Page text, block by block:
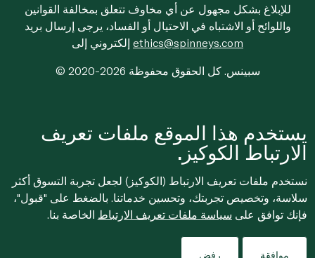
للإبلاغ بشكل مجهول عن أي مخاوف تتعلق بمخالفة القوانين
واللوائح أو الاشتباه في الاحتيال أو الفساد، يرجى إرسال بريد
ethics@spinneys.com
© 2020-2026 سبينس. كل الحقوق محفوظة
يستخدم هذا الموقع ملفات تعريف
الارتباط الكوكيز.
نستخدم ملفات تعريف الارتباط (الكوكيز) لجعل تجربة التسوق أكثر
سلاسة، وتخصيص تجربتك، وتحسين خدماتنا. بالضغط على "قبول"،
فإنك توافق على سياسة ملفات تعريف الارتباط الخاصة بنا.
موافقة رفض